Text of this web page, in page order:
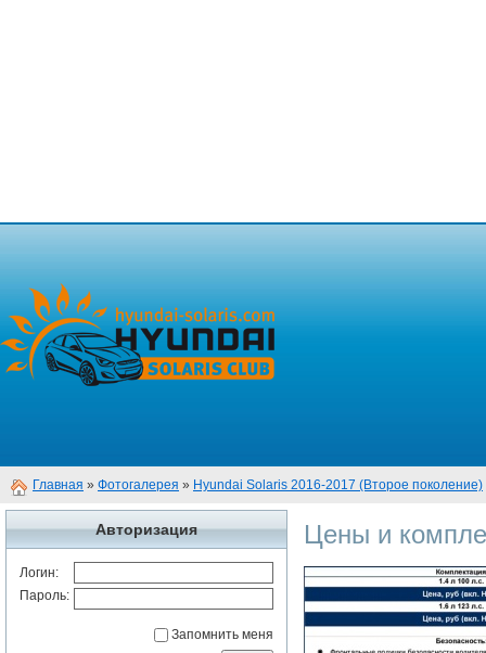
Главная » Фотогалерея » Hyundai Solaris 2016-2017 (Второе поколение)
Авторизация
Логин:
Пароль:
Запомнить меня
Цены и